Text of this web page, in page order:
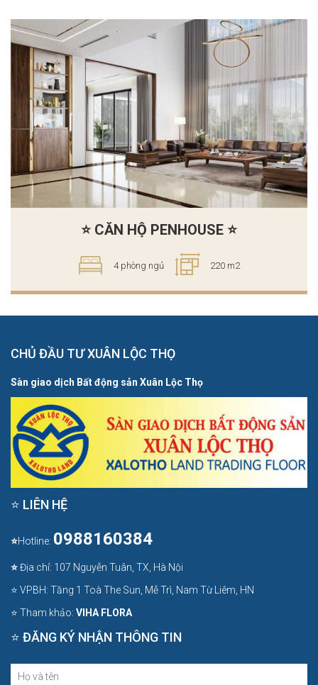
⭐ CĂN HỘ PENHOUSE ⭐
4 phòng ngủ 220 m2
CHỦ ĐẦU TƯ XUÂN LỘC THỌ
Sàn giao dịch Bất động sản Xuân Lộc Thọ
⭐ LIÊN HỆ
⭐Hotline: 0988160384
⭐Địa chỉ: 107 Nguyễn Tuân, TX, Hà Nội
⭐ VPBH: Tầng 1 Toà The Sun, Mễ Trì, Nam Từ Liêm, HN
⭐ Tham khảo: VIHA FLORA
⭐ ĐĂNG KÝ NHẬN THÔNG TIN